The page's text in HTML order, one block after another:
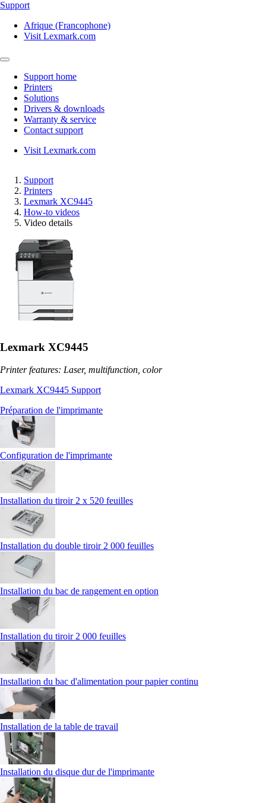
Support
Afrique (Francophone)
Visit Lexmark.com
Support home
Printers
Solutions
Drivers & downloads
Warranty & service
Contact support
Visit Lexmark.com
Support
Printers
Lexmark XC9445
How-to videos
Video details
Lexmark XC9445
Printer features: Laser, multifunction, color
Lexmark XC9445 Support
Préparation de l'imprimante
Configuration de l'imprimante
Installation du tiroir 2 x 520 feuilles
Installation du double tiroir 2 000 feuilles
Installation du bac de rangement en option
Installation du tiroir 2 000 feuilles
Installation du bac d'alimentation pour papier continu
Installation de la table de travail
Installation du disque dur de l'imprimante